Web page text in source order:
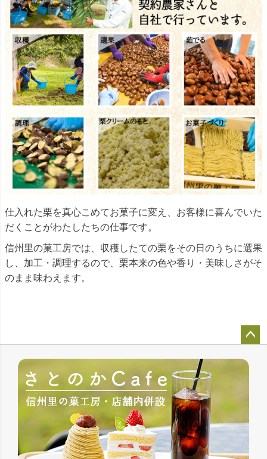
仕入れた栗を真心こめてお菓子に変え、お客様に喜んでいた
だくことがわたしたちの仕事です。
信州里の菓工房では、収穫したての栗をその日のうちに選果
し、加工・調理するので、栗本来の色や香り・美味しさがそ
のまま味わえます。
ジト